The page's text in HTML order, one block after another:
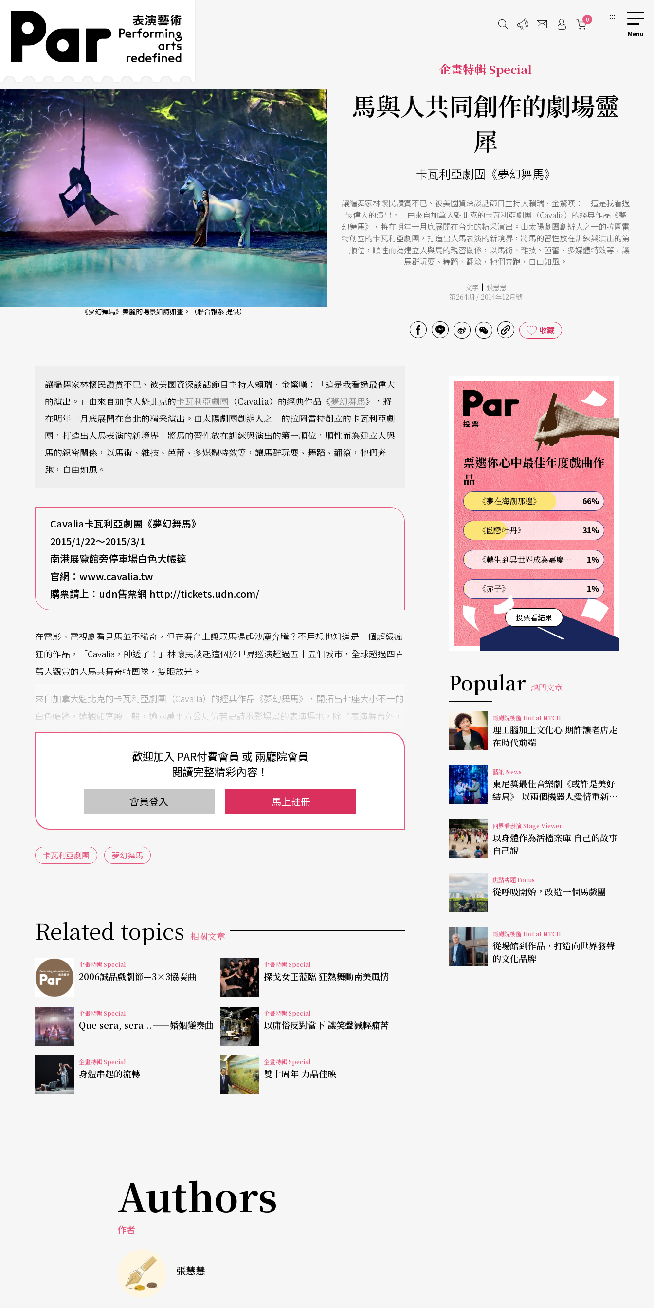
跳到主要內容區塊
網站導覽
0 :::
《夢幻舞馬》美麗的場景如詩如畫。（聯合報系 提供）
企畫特輯 Special
馬與人共同創作的劇場靈
犀
卡瓦利亞劇團《夢幻舞馬》
讓編舞家林懷民讚賞不已、被美國資深談話節目主持人賴瑞．金驚嘆：「這是我看過
最偉大的演出。」由來自加拿大魁北克的卡瓦利亞劇團（Cavalia）的經典作品《夢
幻舞馬》，將在明年一月底展開在台北的精采演出。由太陽劇團創辦人之一的拉圖雷
特創立的卡瓦利亞劇團，打造出人馬表演的新境界，將馬的習性放在訓練與演出的第
一順位，順性而為建立人與馬的親密關係，以馬術、雜技、芭蕾、多媒體特效等，讓
馬群玩耍、舞蹈、翻滾，牠們奔跑，自由如風。
文字 | 張慧慧
第264期 / 2014年12月號
收藏
讓編舞家林懷民讚賞不已、被美國資深談話節目主持人賴瑞．金驚嘆：「這是我看過最偉大
的演出。」由來自加拿大魁北克的卡瓦利亞劇團 （Cavalia）的經典作品《夢幻舞馬》，將
在明年一月底展開在台北的精采演出。由太陽劇團創辦人之一的拉圖雷特創立的卡瓦利亞劇
團，打造出人馬表演的新境界，將馬的習性放在訓練與演出的第一順位，順性而為建立人與
馬的親密關係，以馬術、雜技、芭蕾、多媒體特效等，讓馬群玩耍、舞蹈、翻滾，牠們奔
跑，自由如風。
Cavalia卡瓦利亞劇團《夢幻舞馬》
2015/1/22～2015/3/1
南港展覽館旁停車場白色大帳篷
官網： www.cavalia.tw
購票請上： udn售票網 http://tickets.udn.com/
在電影、電視劇看見馬並不稀奇，但在舞台上讓眾馬揚起沙塵奔騰？不用想也知道是一個超級瘋
狂的作品，「Cavalia，帥透了！」林懷民談起這個於世界巡演超過五十五個城市，全球超過四百
萬人觀賞的人馬共舞奇特團隊，雙眼放光。
來自加拿大魁北克的卡瓦利亞劇團（Cavalia）的經典作品《夢幻舞馬》，開拓出七座大小不一的
白色帳篷，遠觀如宮殿一般，逾兩萬平方公尺仿若史詩電影場景的表演場地，除了表演舞台外，
還囊括了馬廄、貴賓帳篷、演員和馬匹訓練場與休息區等，堪稱是「地表上最大的移動演出」，
共集結了來自全球四十位表演者，以馬術、雜技、芭蕾、多媒體特效等，讓馬群玩耍、舞蹈、翻
滾，更多的是奔跑，在廿台投影機投射手繪作品在六十公尺巨幕所打造古羅馬競技場的環形空間
中，牠們奔跑，自由如風。
值得期待的是，這個壯觀的大帳篷群游牧全球後，終於要在明年一月底現身台北市南港展覽館旁
停車場。
人與馬無為而為的對話
的空間，是所有愛馬人士夢寐以求的具體呈現，也難怪自言「下輩子想當馬，在原野上奔跑的
馬」的林懷民數年前在西班牙首次看到卡瓦利亞時，如孩子般地興奮，積極引薦給台灣觀眾，
「表演中呈現出人和馬間驚人的和諧，人和馬的對話如此強烈。」
「卡瓦利亞讓人看見自然的人性、馬性，他們給馬空間，也因此給了人空間，人與馬無為而為的
對話，讓你看不見人操控的痕跡。」不是訓練馬翻觔斗、跳高，而是由人順著馬的節奏行進，放
開控制的韁與繩，調整呼吸節奏，讓馬的優雅、自由、野性發揮至極致，林懷民說，「這是我最
感動的地方。」
備受呵護的「演員」們
「無為而為」正是拉圖雷特面對這群特別的「表演明星」的訣竅。
是我們整個秀的美學鑰匙。」
馬是卡瓦利亞的精神所在，也是拉圖雷特悉心呵護的重要團員。來自法國、西班牙、荷蘭及美加
的馬兒們共包含十一種不同品種，有羅馬時期作為戰馬的驃悍西班牙純種馬，也有迷你可愛的微
毛、洗澡、按摩，每位表演者也只固定與幾匹「馬夥伴」培養感情，訓練如玩耍，馬累了就休
息，不爽上台也可以讓其他馬夥伴接替上場，每回表演只需「上班」十二分鐘，巡迴空檔也會回
歡迎加入 PAR付費會員 或 兩廳院會員
閱讀完整精彩內容！
會員登入 馬上註冊
卡瓦利亞劇團 夢幻舞馬
Related topics 相關文章
企畫特輯 Special
2006誠品戲劇節—3×3協奏曲
企畫特輯 Special
探戈女王蒞臨 狂熱舞動南美風情
企畫特輯 Special
Que sera, sera...——婚姻變奏曲
企畫特輯 Special
以庸俗反對當下 讓笑聲減輕痛苦
企畫特輯 Special
身體串起的流轉
企畫特輯 Special
雙十周年 力晶佳映
投票
票選你心中最佳年度戲曲作
品
《夢在海潮那邊》 66%
《幽戀牡丹》 31%
《轉生到異世界成為嘉慶君—發現我的祖先是詐騙集團!?》 1%
《赤子》 1%
投票看結果
Popular 熱門文章
兩廳院櫥窗 Hot at NTCH
理工腦加上文化心 期許讓老店走
在時代前端
藝訊 News
東尼獎最佳音樂劇《或許是美好
結局》 以兩個機器人愛情重新凝
視有限人生
四界看表演 Stage Viewer
以身體作為活檔案庫 自己的故事
自己說
焦點專題 Focus
從呼吸開始，改造一個馬戲團
兩廳院櫥窗 Hot at NTCH
從場館到作品，打造向世界發聲
的文化品牌
Authors
作者
張慧慧